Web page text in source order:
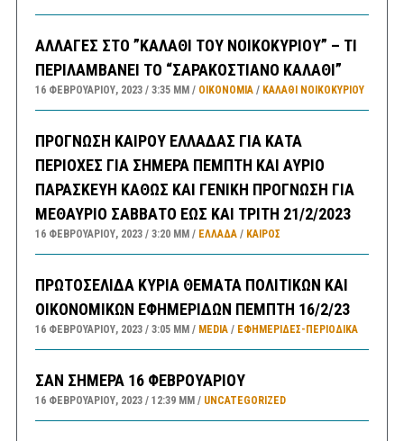
ΑΛΛΑΓΕΣ ΣΤΟ ”ΚΑΛΑΘΙ ΤΟΥ ΝΟΙΚΟΚΥΡΙΟΥ” – ΤΙ
ΠΕΡΙΛΑΜΒΑΝΕΙ ΤΟ “ΣΑΡΑΚΟΣΤΙΑΝΟ ΚΑΛΑΘΙ”
16 ΦΕΒΡΟΥΑΡΊΟΥ, 2023 3:35 ΜΜ ΟΙΚΟΝΟΜΙΑ/ ΚΑΛΑΘΙ ΝΟΙΚΟΚΥΡΙΟΥ
ΠΡΟΓΝΩΣΗ ΚΑΙΡΟΥ ΕΛΛΑΔΑΣ ΓΙΑ ΚΑΤΑ
ΠΕΡΙΟΧΕΣ ΓΙΑ ΣΗΜΕΡΑ ΠΕΜΠΤΗ ΚΑΙ ΑΥΡΙΟ
ΠΑΡΑΣΚΕΥΗ ΚΑΘΩΣ ΚΑΙ ΓΕΝΙΚΗ ΠΡΟΓΝΩΣΗ ΓΙΑ
ΜΕΘΑΥΡΙΟ ΣΑΒΒΑΤΟ ΕΩΣ ΚΑΙ ΤΡΙΤΗ 21/2/2023
16 ΦΕΒΡΟΥΑΡΊΟΥ, 2023 3:20 ΜΜ ΕΛΛΑΔA/ ΚΑΙΡΌΣ
ΠΡΩΤΟΣΕΛΙΔΑ ΚΥΡΙΑ ΘΕΜΑΤΑ ΠΟΛΙΤΙΚΩΝ ΚΑΙ
ΟΙΚΟΝΟΜΙΚΩΝ ΕΦΗΜΕΡΙΔΩΝ ΠΕΜΠΤΗ 16/2/23
16 ΦΕΒΡΟΥΑΡΊΟΥ, 2023 3:05 ΜΜ MEDIA/ ΕΦΗΜΕΡΊΔΕΣ-ΠΕΡΙΟΔΙΚΆ
ΣΑΝ ΣΗΜΕΡΑ 16 ΦΕΒΡΟΥΑΡΙΟΥ
16 ΦΕΒΡΟΥΑΡΊΟΥ, 2023 12:39 ΜΜ UNCATEGORIZED